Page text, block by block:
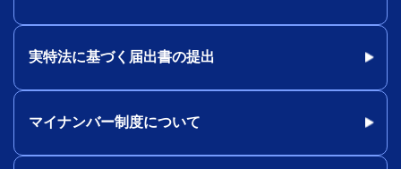
実特法に基づく届出書の提出
マイナンバー制度について